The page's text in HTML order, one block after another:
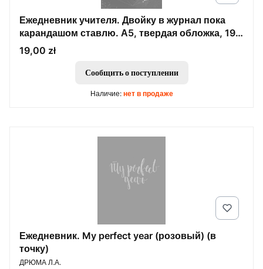
Ежедневник учителя. Двойку в журнал пока
карандашом ставлю. А5, твердая обложка, 192
стр
Цена
19,00 zł
Сообщить о поступлении
Наличие: нет в продаже
Ежедневник. My perfect year (розовый) (в
точку)
ПРОИЗВОДИТЕЛЬ
ДРЮМА Л.А.